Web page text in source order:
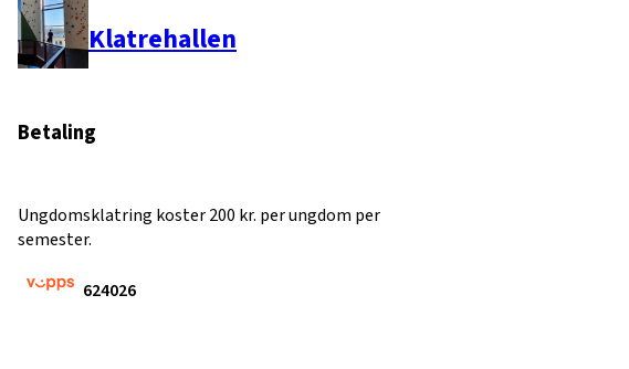
Klatrehallen
Betaling
Ungdomsklatring koster 200 kr. per ungdom per
semester.
624026